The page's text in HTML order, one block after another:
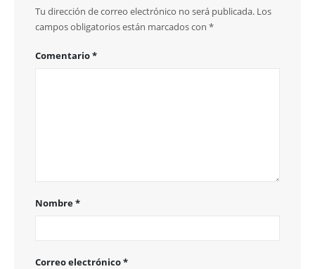
Tu dirección de correo electrónico no será publicada. Los
campos obligatorios están marcados con *
Comentario*
Nombre*
Correo electrónico*